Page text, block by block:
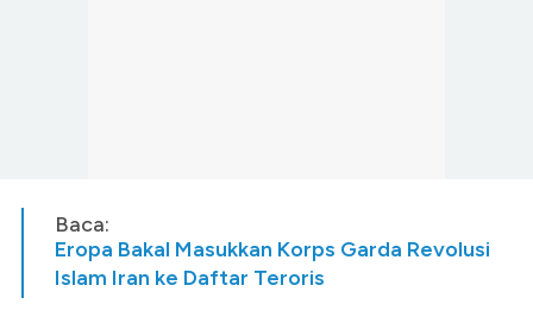
Baca:
Eropa Bakal Masukkan Korps Garda Revolusi
Islam Iran ke Daftar Teroris